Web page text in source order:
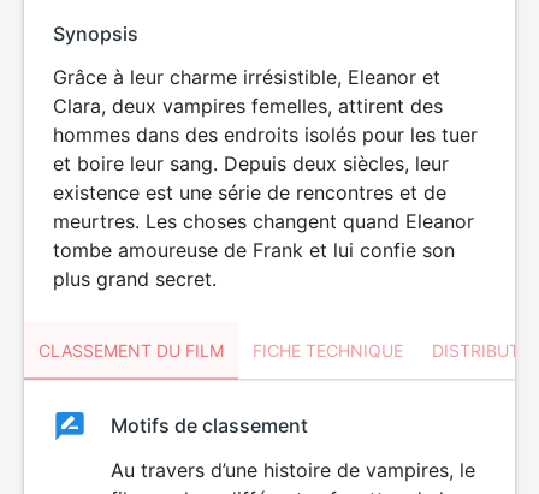
Synopsis
Grâce à leur charme irrésistible, Eleanor et
Clara, deux vampires femelles, attirent des
hommes dans des endroits isolés pour les tuer
et boire leur sang. Depuis deux siècles, leur
existence est une série de rencontres et de
meurtres. Les choses changent quand Eleanor
tombe amoureuse de Frank et lui confie son
plus grand secret.
CLASSEMENT DU FILM FICHE TECHNIQUE
ClassementClassement
Motifs de classement
Au travers d’une histoire de vampires, le